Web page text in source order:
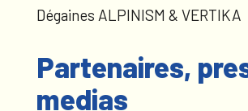
Dégaines ALPINISM & VERTIKA
Partenaires,
medias